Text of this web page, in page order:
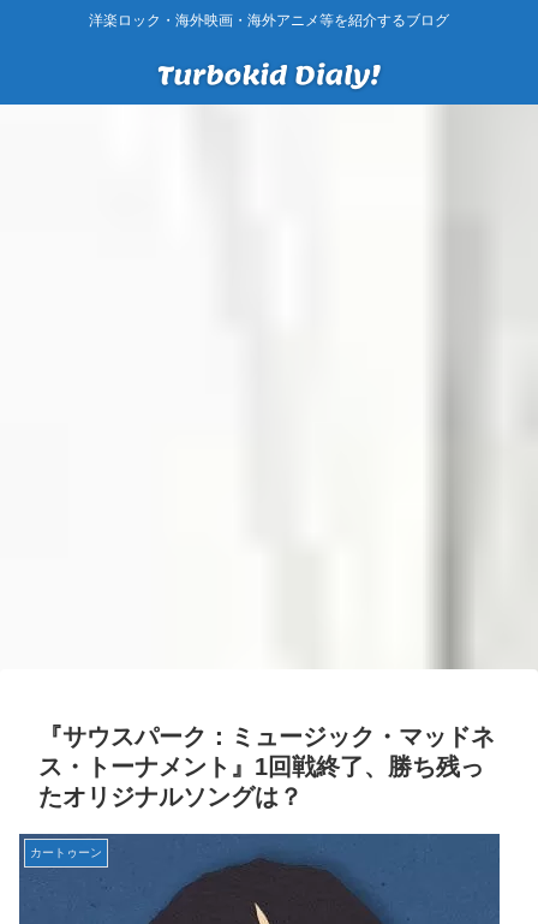
洋楽ロック・海外映画・海外アニメ等を紹介するブログ
『サウスパーク：ミュージック・マッドネ
ス・トーナメント』1回戦終了、勝ち残っ
たオリジナルソングは？
カートゥーン